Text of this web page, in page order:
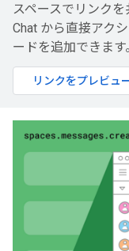
スペースでリンク
Chat から直接アク
ードを追加できます
リンクをプレビュ